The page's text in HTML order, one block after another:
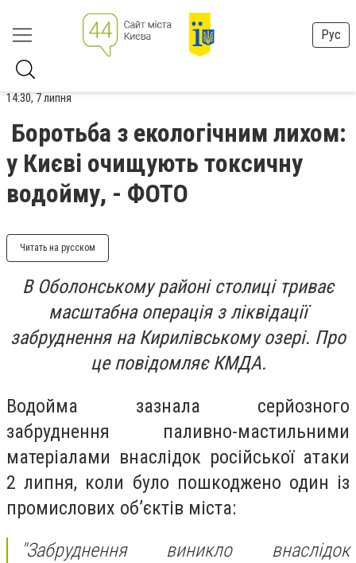
Рус
14:30, 7 липня
Боротьба з екологічним лихом:
у Києві очищують токсичну
водойму, - ФОТО
Читать на русском
В Оболонському районі столиці триває
масштабна операція з ліквідації
забруднення на Кирилівському озері. Про
це повідомляє КМДА.
Водойма зазнала серйозного
забруднення паливно-мастильними
матеріалами внаслідок російської атаки
2 липня, коли було пошкоджено один із
промислових об’єктів міста:
"Забруднення виникло внаслідок